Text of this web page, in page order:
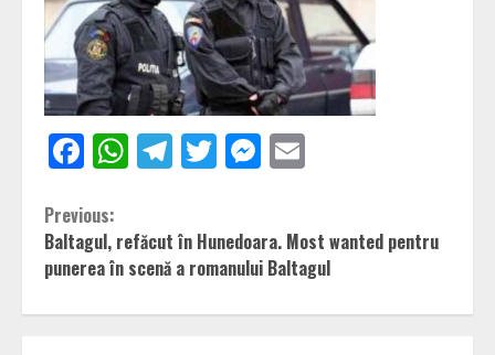
Facebook
WhatsApp
Telegram
TwitterMessenger
Continue
Reading
Previous:
Baltagul, refăcut în Hunedoara. Most wanted pentru
punerea în scenă a romanului Baltagul